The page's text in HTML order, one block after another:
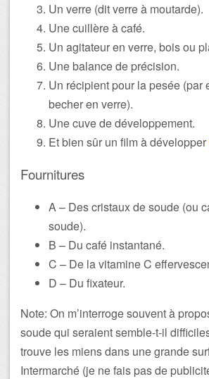
Un verre (dit verre à moutarde).
Une cuillère à café.
Un agitateur en verre, bois ou
Une balance de précision.
Un récipient pour la pesée (par
becher en verre).
Une cuve de développement.
Et bien sûr un film à développer
Fournitures
A – Des cristaux de soude (ou
soude).
B – Du café instantané.
C – De la vitamine C
D – Du fixateur.
Note: On m’interroge souvent à
soude qui seraient semble-t-il
trouve les miens dans une grande
Intermarché (je ne fais pas de